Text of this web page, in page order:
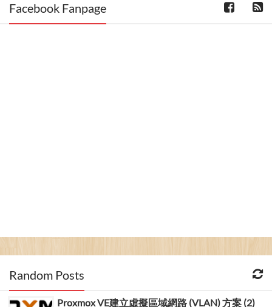
Facebook Fanpage
Random Posts
Proxmox VE建立虛擬區域網路 (VLAN) 方案 (2)